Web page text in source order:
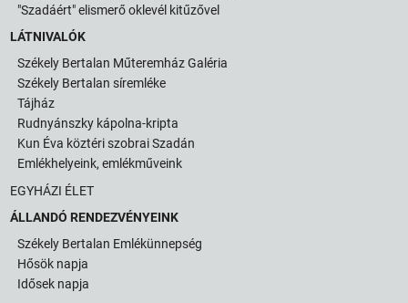
"Szadáért" elismerő oklevél kitűzővel
LÁTNIVALÓK
Székely Bertalan Műteremház Galéria
Székely Bertalan síremléke
Tájház
Rudnyánszky kápolna-kripta
Kun Éva köztéri szobrai Szadán
Emlékhelyeink, emlékműveink
EGYHÁZI ÉLET
ÁLLANDÓ RENDEZVÉNYEINK
Székely Bertalan Emlékünnepség
Hősök napja
Idősek napja